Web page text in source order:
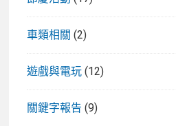
車類相關 (2)
遊戲與電玩 (12)
關鍵字報告 (9)